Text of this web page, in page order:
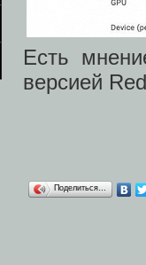
Есть
версией
Поделиться…